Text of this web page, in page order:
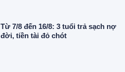
Từ 7/8 đến 16/8: 3 tuổi trả sạch nợ
đời, tiền tài đỏ chót